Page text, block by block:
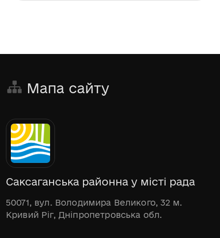
Мапа сайту
Саксаганська районна у місті рада
50071, вул. Володимира Великого, 32 м.
Кривий Ріг, Дніпропетровська обл.